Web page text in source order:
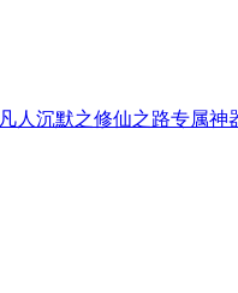
凡人沉默之修仙之路专属神